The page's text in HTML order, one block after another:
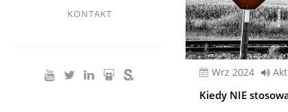
KONTAKT
wrz 2024
Kiedy NIE